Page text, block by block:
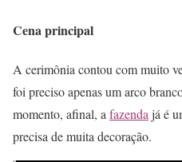
Cena principal
A cerimônia contou com muito
foi preciso apenas um arco
momento, afinal, afazendajá é
precisa de muita decoração.